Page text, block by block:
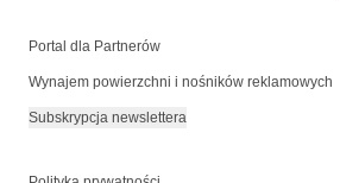
Portal dla Partnerów
Wynajem powierzchni i nośników reklamowych
Subskrypcja newslettera